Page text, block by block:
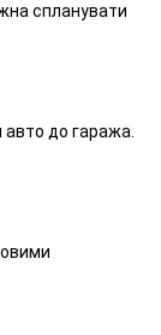
спланувати
до гаража.